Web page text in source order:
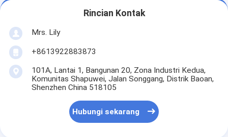
Rincian Kontak
Mrs. Lily
+8613922883873
101A, Lantai 1, Bangunan 20, Zona Industri Kedua,
Komunitas Shapuwei, Jalan Songgang, Distrik Baoan,
Shenzhen China 518105
Hubungi sekarang